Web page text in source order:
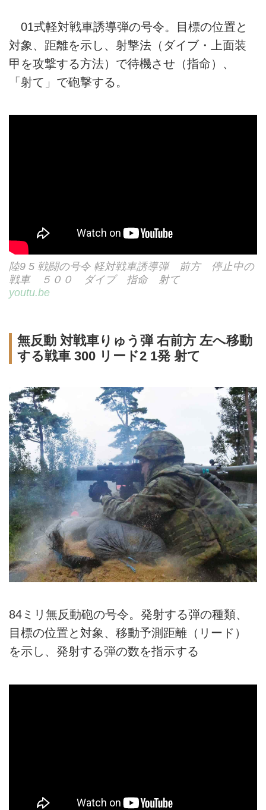
01式軽対戦車誘導弾の号令。目標の位置と
対象、距離を示し、射撃法（ダイブ・上面装
甲を攻撃する方法）で待機させ（指命）、
「射て」で砲撃する。
陸9 5 戦闘の号令 軽対戦車誘導弾 前方 停止中の
戦車 ５００ ダイブ 指命 射て
youtu.be
無反動 対戦車りゅう弾 右前方 左へ移動
する戦車 300 リード2 1発 射て
84ミリ無反動砲の号令。発射する弾の種類、
目標の位置と対象、移動予測距離（リード）
を示し、発射する弾の数を指示する